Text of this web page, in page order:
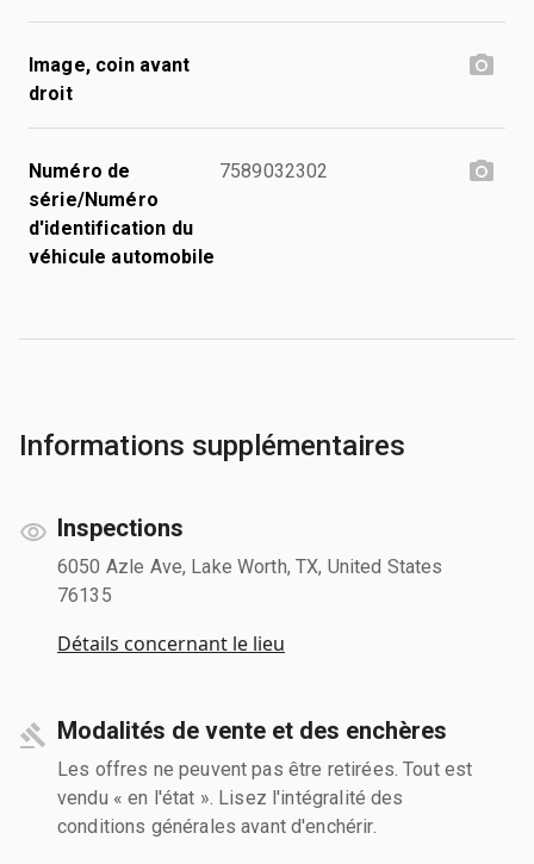
Image, coin avant
droit
Numéro de
série/Numéro
d'identification du
véhicule automobile
7589032302
Informations supplémentaires
Inspections
6050 Azle Ave, Lake Worth, TX, United States
76135
Détails concernant le lieu
Modalités de vente et des enchères
Les offres ne peuvent pas être retirées. Tout est
vendu « en l'état ». Lisez l'intégralité des
conditions générales avant d'enchérir.